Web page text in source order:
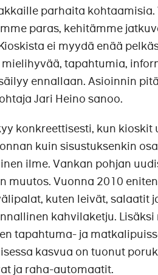
parhaita kohtaamisia.
paras, kehitämme
ei myydä enää
tapahtumia,
ennallaan. Asioinnin
Jari Heino sanoo.
konkreettisesti, kun
kuin sisustuksenkin
ilme. Vankan pohjan
muutos. Vuonna 2010
kuten leivät, salaatit
kahvilaketju.
tapahtuma- ja
kasvua on tuonut
ja raha-automaatit.